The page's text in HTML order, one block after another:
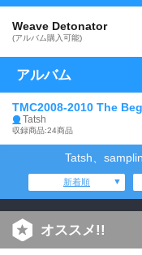
Weave Detonator
(アルバム購入可能)
アルバム
TMC2008-2010 The
Tatsh
収録商品:24商品
Tatsh、
新着順
オススメ!!